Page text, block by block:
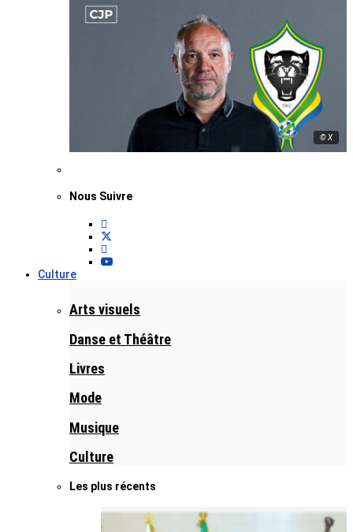
© X
Nous Suivre
Culture
Arts visuels
Danse et Théâtre
Livres
Mode
Musique
Culture
Les plus récents